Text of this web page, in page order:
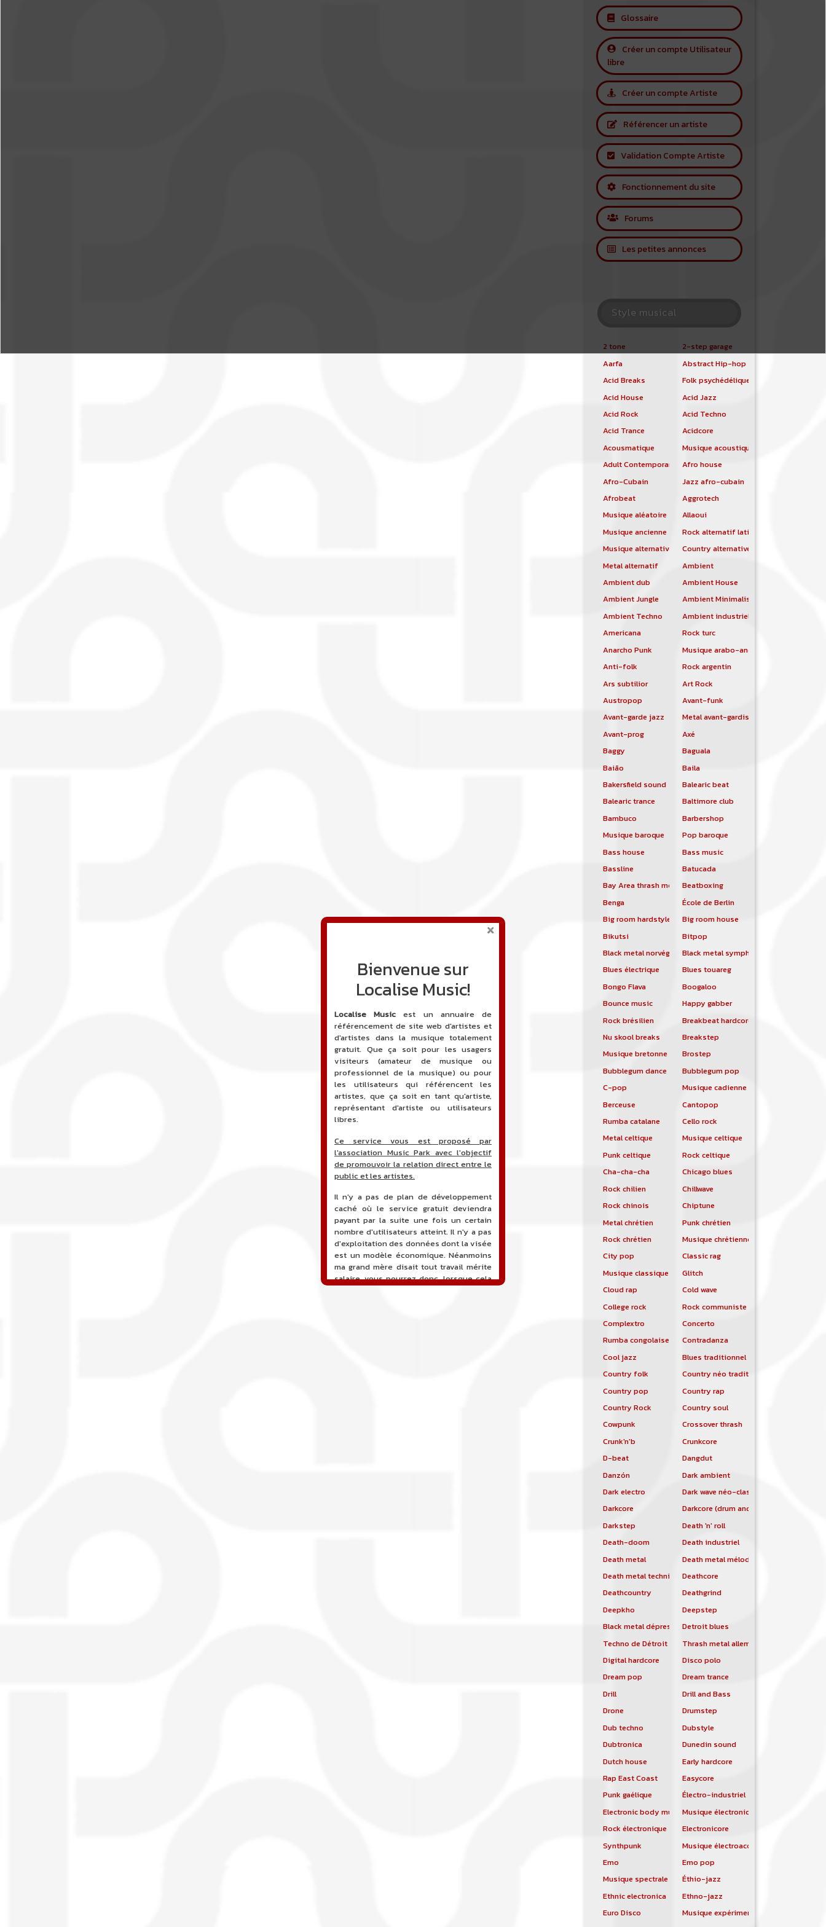
Glossaire
Créer un compte Utilisateur
libre
Créer un compte Artiste
Référencer un artiste
Validation Compte Artiste
Fonctionnement du site
Forums
Les petites annonces
Style musical
2 tone
2-step garage
Aarfa
Abstract Hip-hop
Acid Breaks
Folk psychédélique
Acid House
Acid Jazz
Acid Rock
Acid Techno
Acid Trance
Acidcore
Acousmatique
Musique acoustique
Adult Contemporary
Afro house
Afro-Cubain
Jazz afro-cubain
Afrobeat
Aggrotech
Musique aléatoire
Allaoui
Musique ancienne
Rock alternatif latino
Musique alternative
Country alternative
Metal alternatif
Ambient
Ambient dub
Ambient House
Ambient Jungle
Ambient Minimalist
Ambient Techno
Ambient industriel
Americana
Rock turc
Anarcho Punk
Musique arabo-andalouse
Anti-folk
Rock argentin
Ars subtilior
Art Rock
Austropop
Avant-funk
Avant-garde jazz
Metal avant-gardiste
Avant-prog
Axé
Baggy
Baguala
Baião
Baila
Bakersfield sound
Balearic beat
Balearic trance
Baltimore club
Bambuco
Barbershop
Musique baroque
Pop baroque
Bass house
Bass music
Bassline
Batucada
Bay Area thrash metal Beatboxing
Benga
École de Berlin
Big room hardstyle
Big room house
Bikutsi
Bitpop
Black metal norvégien
Black metal symphonique
Blues électrique
Blues touareg
Bongo Flava
Boogaloo
Bounce music
Happy gabber
Rock brésilien
Breakbeat hardcore
Nu skool breaks
Breakstep
Musique bretonne
Brostep
Bubblegum dance
Bubblegum pop
C-pop
Musique cadienne
Berceuse
Cantopop
Rumba catalane
Cello rock
Metal celtique
Musique celtique
Punk celtique
Rock celtique
Cha-cha-cha
Chicago blues
Rock chilien
Chillwave
Rock chinois
Chiptune
Metal chrétien
Punk chrétien
Rock chrétien
Musique chrétienne contemporaine
City pop
Classic rag
Musique classique
Glitch
Cloud rap
Cold wave
College rock
Rock communiste
Complextro
Concerto
Rumba congolaise
Contradanza
Cool jazz
Blues traditionnel
Country folk
Country néo traditionnelle
Country pop
Country rap
Country Rock
Country soul
Cowpunk
Crossover thrash
Crunk'n'b
Crunkcore
D-beat
Dangdut
Danzón
Dark ambient
Dark electro
Dark wave néo-classique
Darkcore
Darkcore (drum and bass)
Darkstep
Death 'n' roll
Death-doom
Death industriel
Death metal
Death metal mélodique
Death metal techniqueDeathcore
Deathcountry
Deathgrind
Deepkho
Deepstep
Black metal dépressif Detroit blues
Techno de Détroit
Thrash metal allemand
Digital hardcore
Disco polo
Dream pop
Dream trance
Drill
Drill and Bass
Drone
Drumstep
Dub techno
Dubstyle
Dubtronica
Dunedin sound
Dutch house
Early hardcore
Rap East Coast
Easycore
Punk gaélique
Électro-industriel
Electronic body musicMusique électronique
Rock électronique
Electronicore
Synthpunk
Musique électroacoustique
Emo
Emo pop
Musique spectrale
Éthio-jazz
Ethnic electronica
Ethno-jazz
Euro Disco
Musique expérimentale
Bienvenue sur
Localise Music!
Localise Music est un annuaire de
référencement de site web d'artistes et
d'artistes dans la musique totalement
gratuit. Que ça soit pour les usagers
visiteurs (amateur de musique ou
professionnel de la musique) ou pour
les utilisateurs qui référencent les
artistes, que ça soit en tant qu'artiste,
représentant d'artiste ou utilisateurs
libres.
Ce service vous est proposé par
l'association Music Park avec l'objectif
de promouvoir la relation direct entre le
public et les artistes.
Il n'y a pas de plan de développement
caché où le service gratuit deviendra
payant par la suite une fois un certain
nombre d'utilisateurs atteint. Il n'y a pas
d'exploitation des données dont la visée
est un modèle économique. Néanmoins
ma grand mère disait tout travail mérite
salaire, vous pourrez donc, lorsque cela